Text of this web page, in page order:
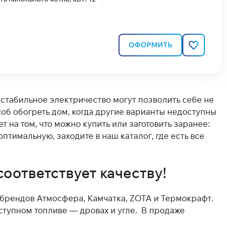
ОФОРМИТЬ
электричество могут позволить себе не
обогреть дом, когда другие варианты недоступны
на том, что можно купить или заготовить заранее:
заходите в наш каталог, где есть все
качеству!
Атмосфера, Камчатка, ZOTA и Термокрафт.
топливе — дровах и угле. В продаже